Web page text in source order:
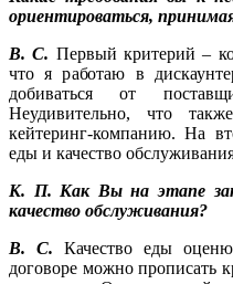
ориентироваться,
В. С. Первый критерий –
что я работаю в
добиваться от
Неудивительно, что
кейтеринг-компанию. На
еды и качество
К. П. Как Вы на этапе
качество обслуживания?
В. С.
Качество еды
договоре можно прописать